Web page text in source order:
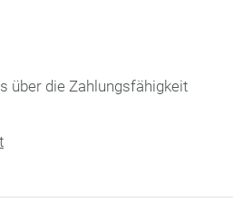
über die Zahlungsfähigkeit